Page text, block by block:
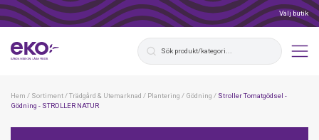
Välj butik
Hem / Sortiment/Trädgård & Utemarknad / Plantering / Gödning / Stroller Tomatgödsel -
Gödning - STROLLER NATUR